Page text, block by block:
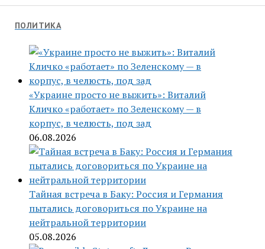
ПОЛИТИКА
«Украине просто не выжить»: Виталий
Кличко «работает» по Зеленскому — в
корпус, в челюсть, под зад
06.08.2026
Тайная встреча в Баку: Россия и Германия
пытались договориться по Украине на
нейтральной территории
05.08.2026